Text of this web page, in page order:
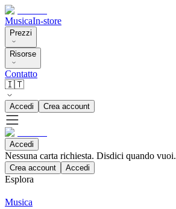
MusicaIn-store
Prezzi
Risorse
Contatto
🇮🇹
Accedi Crea account
Accedi
Nessuna carta richiesta. Disdici quando vuoi.
Crea account Accedi
Esplora
Musica